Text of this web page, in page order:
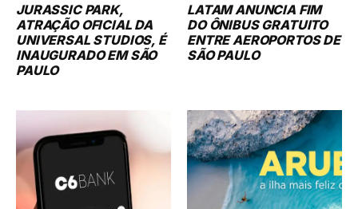
JURASSIC PARK,
ATRAÇÃO OFICIAL DA
UNIVERSAL STUDIOS, É
INAUGURADO EM SÃO
PAULO
LATAM ANUNCIA FIM
DO ÔNIBUS GRATUITO
ENTRE AEROPORTOS DE
SÃO PAULO